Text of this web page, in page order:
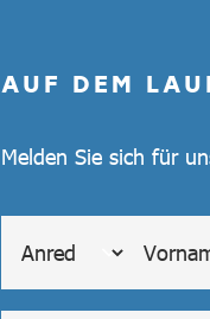
AUF DEM
Melden Sie sich für